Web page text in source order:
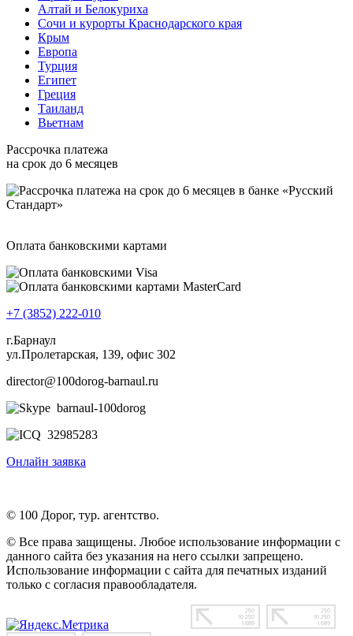
Алтай и Белокуриха
Сочи и курорты Краснодарского края
Крым
Европа
Турция
Египет
Греция
Таиланд
Вьетнам
Рассрочка платежа
на срок до 6 месяцев
Оплата банковскими картами
+7 (3852) 222-010
г.Барнаул
ул.Пролетарская, 139, офис 302
director@100dorog-barnaul.ru
barnaul-100dorog
32985283
Онлайн заявка
© 100 Дорог, тур. агентство.
© Все права защищены. Любое использование информации с
данного сайта без указания на него ссылки запрещено.
Использование информации с сайта для печатных изданий
только с согласия правообладателя.